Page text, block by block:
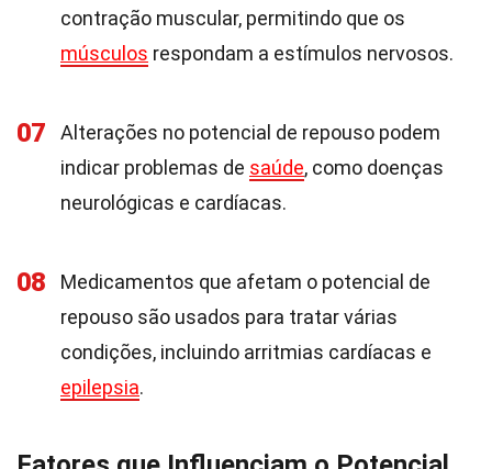
contração muscular, permitindo que os
músculos respondam a estímulos nervosos.
07
Alterações no potencial de repouso podem
indicar problemas de saúde, como doenças
neurológicas e cardíacas.
08
Medicamentos que afetam o potencial de
repouso são usados para tratar várias
condições, incluindo arritmias cardíacas e
epilepsia.